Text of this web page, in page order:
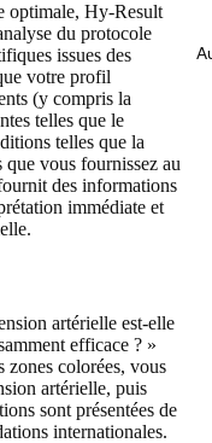
optimale, Hy-Result
du protocole
issues des
votre profil
(y compris la
telles que le
telles que la
que vous fournissez au
des informations
immédiate et
artérielle est-elle
efficace ? »
zones colorées, vous
artérielle, puis
sont présentées de
internationales.